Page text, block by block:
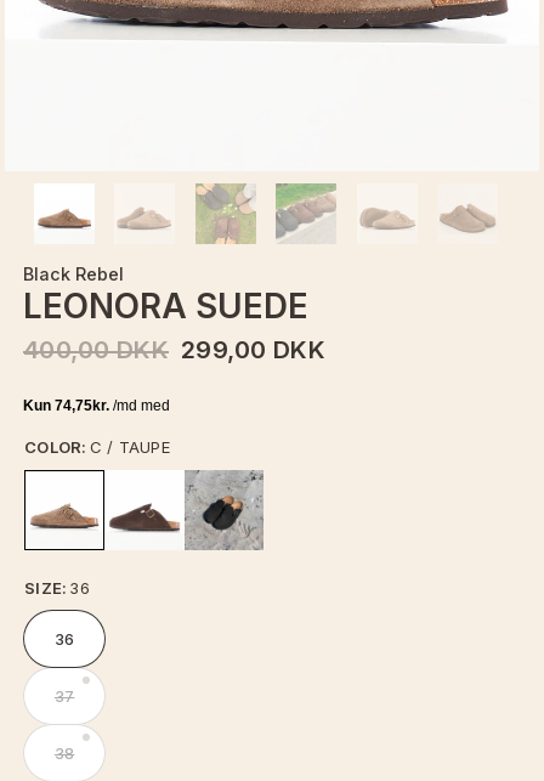
Black Rebel
LEONORA SUEDE
400,00 DKK 299,00 DKK
COLOR: C / TAUPE
SIZE: 36
36
37
38